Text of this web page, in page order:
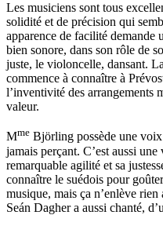
Les musiciens sont tous
solidité et de précision qui
apparence de facilité demande
bien sonore, dans son rôle de
juste, le violoncelle, dansant.
commence à connaître à
l’inventivité des arrangements
valeur.
Mme Björling possède une
jamais perçant. C’est aussi
remarquable agilité et sa
connaître le suédois pour
musique, mais ça n’enlève rien
Seán Dagher a aussi chanté,